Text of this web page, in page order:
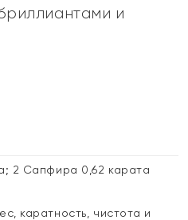
и
2 Сапфира 0,62 карата
каратность, чистота и